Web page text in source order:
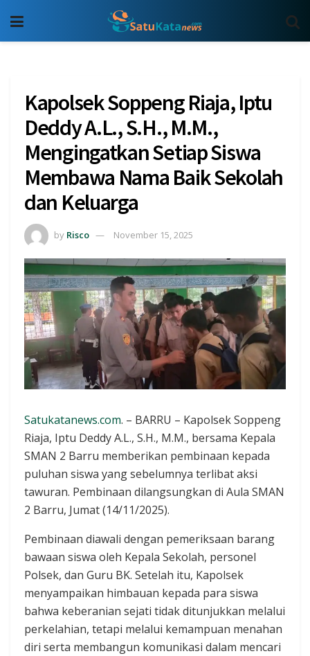
Kapolsek Soppeng Riaja, Iptu
Deddy A.L., S.H., M.M.,
Mengingatkan Setiap Siswa
Membawa Nama Baik Sekolah
dan Keluarga
by Risco November 15, 2025
Satukatanews.com. – BARRU – Kapolsek Soppeng
Riaja, Iptu Deddy A.L., S.H., M.M., bersama Kepala
SMAN 2 Barru memberikan pembinaan kepada
puluhan siswa yang sebelumnya terlibat aksi
tawuran. Pembinaan dilangsungkan di Aula SMAN
2 Barru, Jumat (14/11/2025).
Pembinaan diawali dengan pemeriksaan barang
bawaan siswa oleh Kepala Sekolah, personel
Polsek, dan Guru BK. Setelah itu, Kapolsek
menyampaikan himbauan kepada para siswa
bahwa keberanian sejati tidak ditunjukkan melalui
perkelahian, tetapi melalui kemampuan menahan
diri serta membangun komunikasi dalam mencari